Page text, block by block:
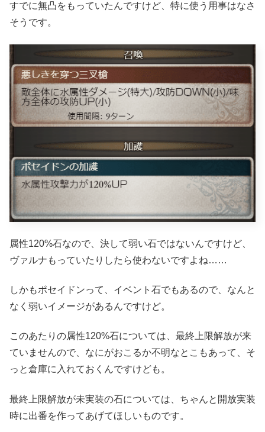
すでに無凸をもっていたんですけど、特に使う用事はなさ
そうです。
属性120%石なので、決して弱い石ではないんですけど、
ヴァルナもっていたりしたら使わないですよね……
しかもポセイドンって、イベント石でもあるので、なんと
なく弱いイメージがあるんですけど。
このあたりの属性120%石については、最終上限解放が来
ていませんので、なにがおこるか不明なとこもあって、そ
っと倉庫に入れておくんですけども。
最終上限解放が未実装の石については、ちゃんと開放実装
時に出番を作ってあげてほしいものです。